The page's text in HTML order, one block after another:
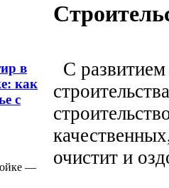
в
как
с
—
С развитием
очистит и